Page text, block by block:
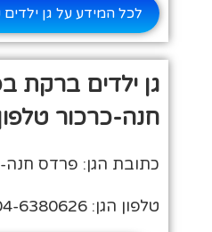
לכל המידע על גן ילדים
גן ילדים ברקת
חנה-כרכור טלפון
כתובת הגן: פרדס חנה-
טלפון הגן: 04-6380626